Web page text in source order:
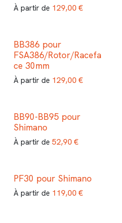
À partir de 129,00 €
BB386 pour
FSA386/Rotor/Racefa
ce 30mm
À partir de 129,00 €
BB90-BB95 pour
Shimano
À partir de 52,90 €
PF30 pour Shimano
À partir de 119,00 €